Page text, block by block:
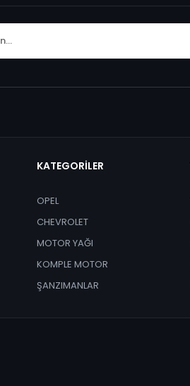
KATEGORİLER
OPEL
CHEVROLET
MOTOR YAĞI
KOMPLE MOTOR
ŞANZIMANLAR